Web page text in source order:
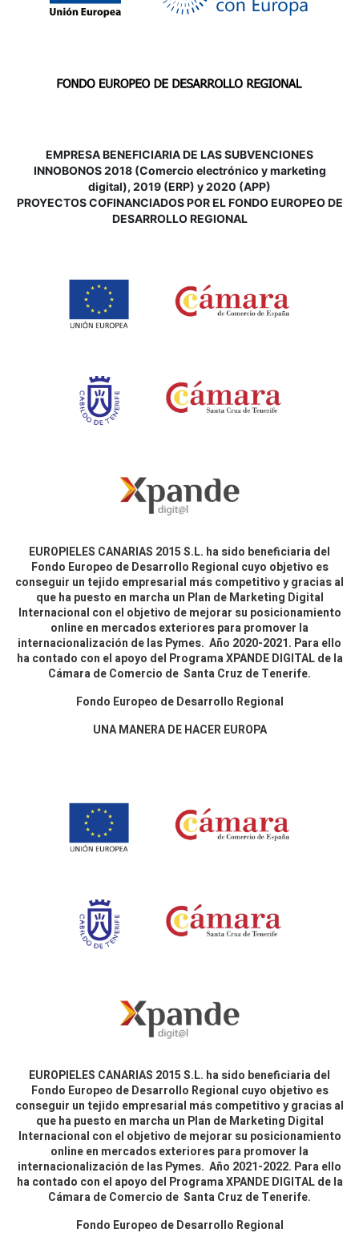
EMPRESA BENEFICIARIA DE LAS SUBVENCIONES
INNOBONOS 2018 (Comercio electrónico y marketing
digital), 2019 (ERP) y 2020 (APP)
PROYECTOS COFINANCIADOS POR EL FONDO EUROPEO DE
DESARROLLO REGIONAL
EUROPIELES CANARIAS 2015 S.L. ha sido beneficiaria del
Fondo Europeo de Desarrollo Regional cuyo objetivo es
conseguir un tejido empresarial más competitivo y gracias al
que ha puesto en marcha un Plan de Marketing Digital
Internacional con el objetivo de mejorar su posicionamiento
online en mercados exteriores para promover la
internacionalización de las Pymes. Año 2020-2021. Para ello
ha contado con el apoyo del Programa XPANDE DIGITAL de la
Cámara de Comercio de Santa Cruz de Tenerife.
Fondo Europeo de Desarrollo Regional
UNA MANERA DE HACER EUROPA
EUROPIELES CANARIAS 2015 S.L. ha sido beneficiaria del
Fondo Europeo de Desarrollo Regional cuyo objetivo es
conseguir un tejido empresarial más competitivo y gracias al
que ha puesto en marcha un Plan de Marketing Digital
Internacional con el objetivo de mejorar su posicionamiento
online en mercados exteriores para promover la
internacionalización de las Pymes. Año 2021-2022. Para ello
ha contado con el apoyo del Programa XPANDE DIGITAL de la
Cámara de Comercio de Santa Cruz de Tenerife.
Fondo Europeo de Desarrollo Regional